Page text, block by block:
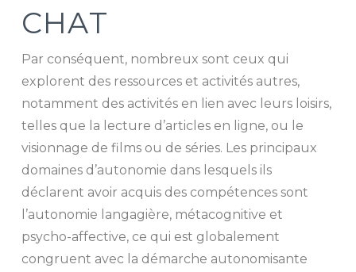
CHAT
Par conséquent, nombreux sont ceux qui
explorent des ressources et activités autres,
notamment des activités en lien avec leurs loisirs,
telles que la lecture d’articles en ligne, ou le
visionnage de films ou de séries. Les principaux
domaines d’autonomie dans lesquels ils
déclarent avoir acquis des compétences sont
l’autonomie langagière, métacognitive et
psycho-affective, ce qui est globalement
congruent avec la démarche autonomisante